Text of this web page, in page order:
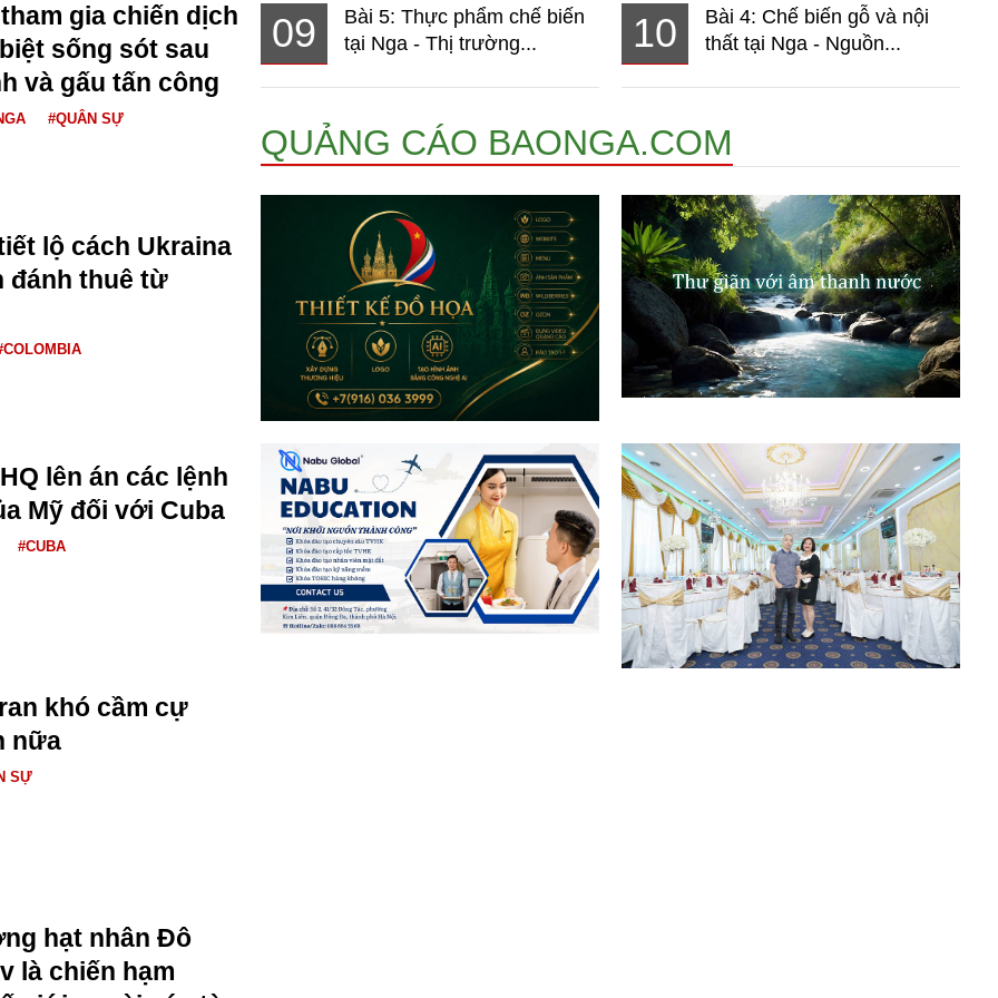
gia chiến dịch
sống sót sau
và gấu tấn công
#QUÂN SỰ
lộ cách Ukraina
đánh thuê từ
lên án các lệnh
Mỹ đối với Cuba
#CUBA
khó cầm cự
nữa
SỰ
hạt nhân Đô
là chiến hạm
09
Bài 5: Thực phẩm chế biến
tại Nga - Thị trường...
10
Bài 4: Chế biến gỗ và nội
thất tại Nga - Nguồn...
QUẢNG CÁO BAONGA.COM